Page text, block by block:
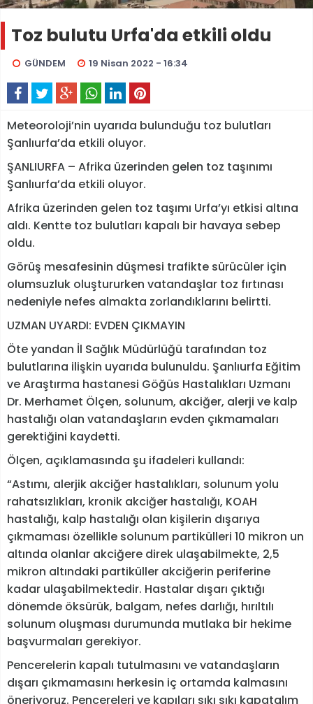
Toz bulutu Urfa'da etkili oldu
GÜNDEM 19 Nisan 2022 - 16:34
Meteoroloji’nin uyarıda bulunduğu toz bulutları
Şanlıurfa’da etkili oluyor.
ŞANLIURFA – Afrika üzerinden gelen toz taşınımı
Şanlıurfa’da etkili oluyor.
Afrika üzerinden gelen toz taşımı Urfa’yı etkisi altına
aldı. Kentte toz bulutları kapalı bir havaya sebep
oldu.
Görüş mesafesinin düşmesi trafikte sürücüler için
olumsuzluk oluştururken vatandaşlar toz fırtınası
nedeniyle nefes almakta zorlandıklarını belirtti.
UZMAN UYARDI: EVDEN ÇIKMAYIN
Öte yandan İl Sağlık Müdürlüğü tarafından toz
bulutlarına ilişkin uyarıda bulunuldu. Şanlıurfa Eğitim
ve Araştırma hastanesi Göğüs Hastalıkları Uzmanı
Dr. Merhamet Ölçen, solunum, akciğer, alerji ve kalp
hastalığı olan vatandaşların evden çıkmamaları
gerektiğini kaydetti.
Ölçen, açıklamasında şu ifadeleri kullandı:
“Astımı, alerjik akciğer hastalıkları, solunum yolu
rahatsızlıkları, kronik akciğer hastalığı, KOAH
hastalığı, kalp hastalığı olan kişilerin dışarıya
çıkmaması özellikle solunum partikülleri 10 mikron un
altında olanlar akciğere direk ulaşabilmekte, 2,5
mikron altındaki partiküller akciğerin periferine
kadar ulaşabilmektedir. Hastalar dışarı çıktığı
dönemde öksürük, balgam, nefes darlığı, hırıltılı
solunum oluşması durumunda mutlaka bir hekime
başvurmaları gerekiyor.
Pencerelerin kapalı tutulmasını ve vatandaşların
dışarı çıkmamasını herkesin iç ortamda kalmasını
öneriyoruz. Pencereleri ve kapıları sıkı sıkı kapatalım